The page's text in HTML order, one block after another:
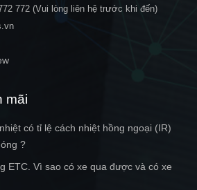
772 (Vui lòng liên hệ trước khi đến)
mãi
có tỉ lệ cách nhiệt hồng ngoại (IR)
?
ETC. Vì sao có xe qua được và có xe